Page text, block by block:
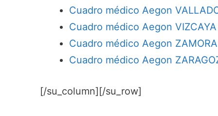
Cuadro médico Aegon
Cuadro médico Aegon VIZCAYA
Cuadro médico Aegon ZAMORA
Cuadro médico Aegon
[/su_column][/su_row]